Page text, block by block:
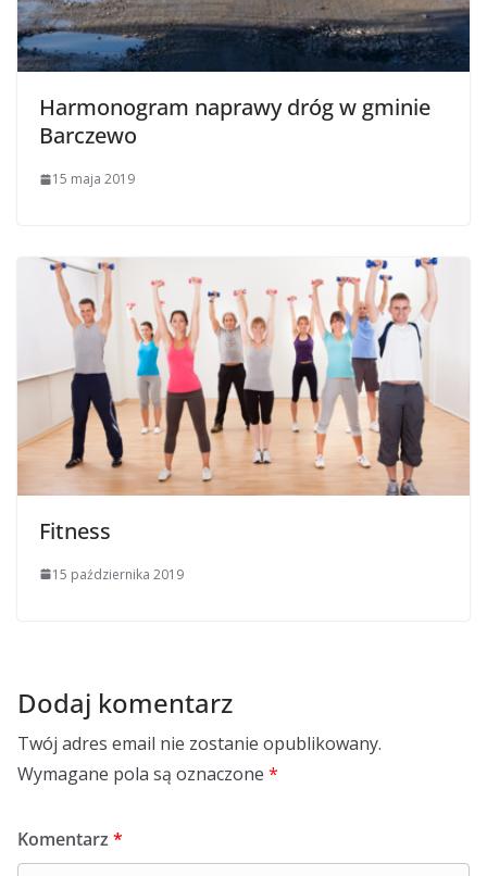
Harmonogram naprawy dróg w gminie
Barczewo
15 maja 2019
Fitness
15 października 2019
Dodaj komentarz
Twój adres email nie zostanie opublikowany.
Wymagane pola są oznaczone *
Komentarz *